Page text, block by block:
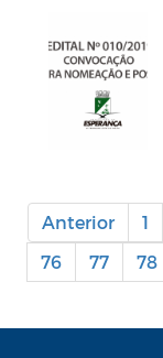
Anterior 1
76
77 78